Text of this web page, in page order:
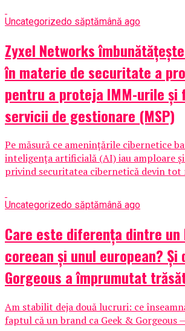
Uncategorizedo săptămână ago
Zyxel Networks
în materie de securitate a
pentru a proteja IMM-urile și
servicii de gestionare (MSP)
Pe măsură ce amenințările cibernetice
inteligența artificială (AI) iau amploare
privind securitatea cibernetică devin tot
Uncategorizedo săptămână ago
Care este diferența dintre un
coreean și unul european? Și
Gorgeous a împrumutat
Am stabilit deja două lucruri: ce
faptul că un brand ca Geek & Gorgeous